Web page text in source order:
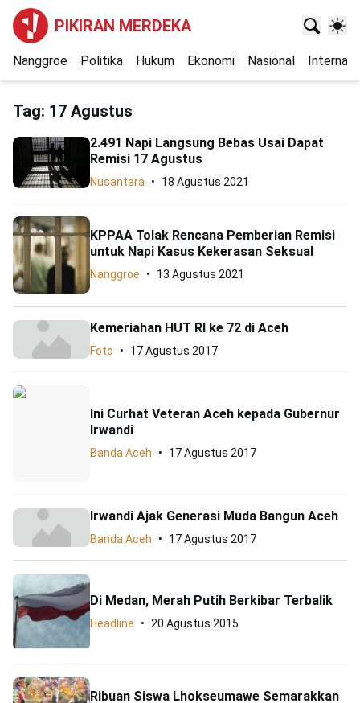
PIKIRAN MERDEKA
Nanggroe Politika Hukum Ekonomi Nasional
Tag: 17 Agustus
2.491 Napi Langsung Bebas Usai Dapat
Remisi 17 Agustus
Nusantara 18 Agustus 2021
KPPAA Tolak Rencana Pemberian Remisi
untuk Napi Kasus Kekerasan Seksual
Nanggroe 13 Agustus 2021
Kemeriahan HUT RI ke 72 di Aceh
Foto 17 Agustus 2017
Ini Curhat Veteran Aceh kepada Gubernur
Irwandi
Banda Aceh 17 Agustus 2017
Irwandi Ajak Generasi Muda Bangun Aceh
Banda Aceh 17 Agustus 2017
Di Medan, Merah Putih Berkibar Terbalik
Headline 20 Agustus 2015
Ribuan Siswa Lhokseumawe Semarakkan